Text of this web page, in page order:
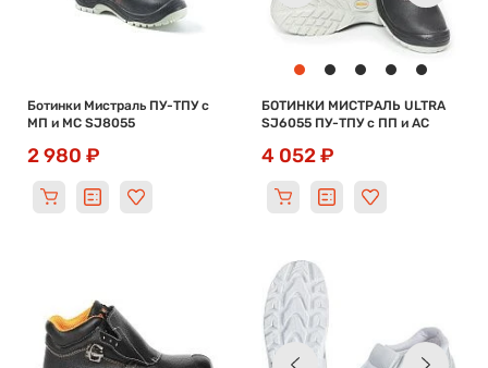
Ботинки Мистраль ПУ-ТПУ с
МП и МС SJ8055
2 980 ₽
БОТИНКИ МИСТРАЛЬ ULTRA
SJ6055 ПУ-ТПУ с ПП и АС
4 052 ₽